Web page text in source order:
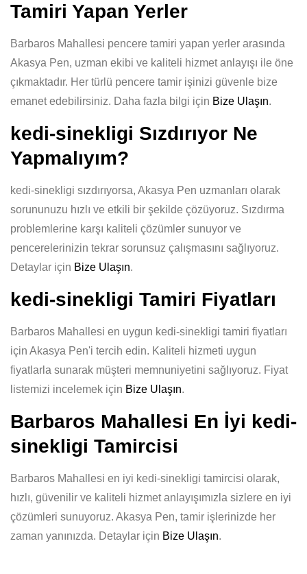
Tamiri Yapan Yerler
Barbaros Mahallesi pencere tamiri yapan yerler arasında
Akasya Pen, uzman ekibi ve kaliteli hizmet anlayışı ile öne
çıkmaktadır. Her türlü pencere tamir işinizi güvenle bize
emanet edebilirsiniz. Daha fazla bilgi için Bize Ulaşın.
kedi-sinekligi Sızdırıyor Ne
Yapmalıyım?
kedi-sinekligi sızdırıyorsa, Akasya Pen uzmanları olarak
sorununuzu hızlı ve etkili bir şekilde çözüyoruz. Sızdırma
problemlerine karşı kaliteli çözümler sunuyor ve
pencerelerinizin tekrar sorunsuz çalışmasını sağlıyoruz.
Detaylar için Bize Ulaşın.
kedi-sinekligi Tamiri Fiyatları
Barbaros Mahallesi en uygun kedi-sinekligi tamiri fiyatları
için Akasya Pen'i tercih edin. Kaliteli hizmeti uygun
fiyatlarla sunarak müşteri memnuniyetini sağlıyoruz. Fiyat
listemizi incelemek için Bize Ulaşın.
Barbaros Mahallesi En İyi kedi-
sinekligi Tamircisi
Barbaros Mahallesi en iyi kedi-sinekligi tamircisi olarak,
hızlı, güvenilir ve kaliteli hizmet anlayışımızla sizlere en iyi
çözümleri sunuyoruz. Akasya Pen, tamir işlerinizde her
zaman yanınızda. Detaylar için Bize Ulaşın.